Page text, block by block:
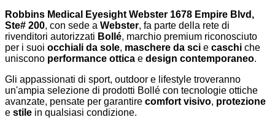
Robbins Medical Eyesight Webster 1678 Empire Blvd,
Ste# 200, con sede a Webster, fa parte della rete di
rivenditori autorizzati Bollé, marchio premium riconosciuto
per i suoi occhiali da sole, maschere da sci e caschi che
uniscono performance ottica e design contemporaneo.
Gli appassionati di sport, outdoor e lifestyle troveranno
un'ampia selezione di prodotti Bollé con tecnologie ottiche
avanzate, pensate per garantire comfort visivo, protezione
e stile in qualsiasi condizione.